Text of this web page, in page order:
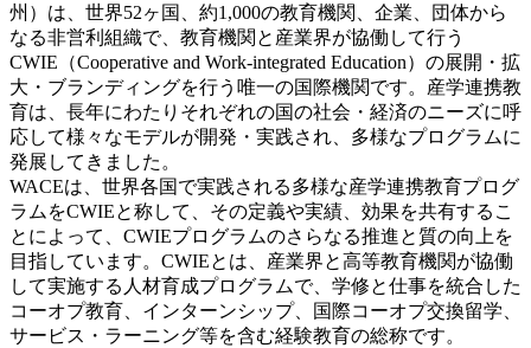
州）は、世界52ヶ国、約1,000の教育機関、企業、団体から
なる非営利組織で、教育機関と産業界が協働して行う
CWIE（Cooperative and Work-integrated Education）の展開・拡
大・ブランディングを行う唯一の国際機関です。産学連携教
育は、長年にわたりそれぞれの国の社会・経済のニーズに呼
応して様々なモデルが開発・実践され、多様なプログラムに
発展してきました。
WACEは、世界各国で実践される多様な産学連携教育プログ
ラムをCWIEと称して、その定義や実績、効果を共有するこ
とによって、CWIEプログラムのさらなる推進と質の向上を
目指しています。CWIEとは、産業界と高等教育機関が協働
して実施する人材育成プログラムで、学修と仕事を統合した
コーオプ教育、インターンシップ、国際コーオプ交換留学、
サービス・ラーニング等を含む経験教育の総称です。